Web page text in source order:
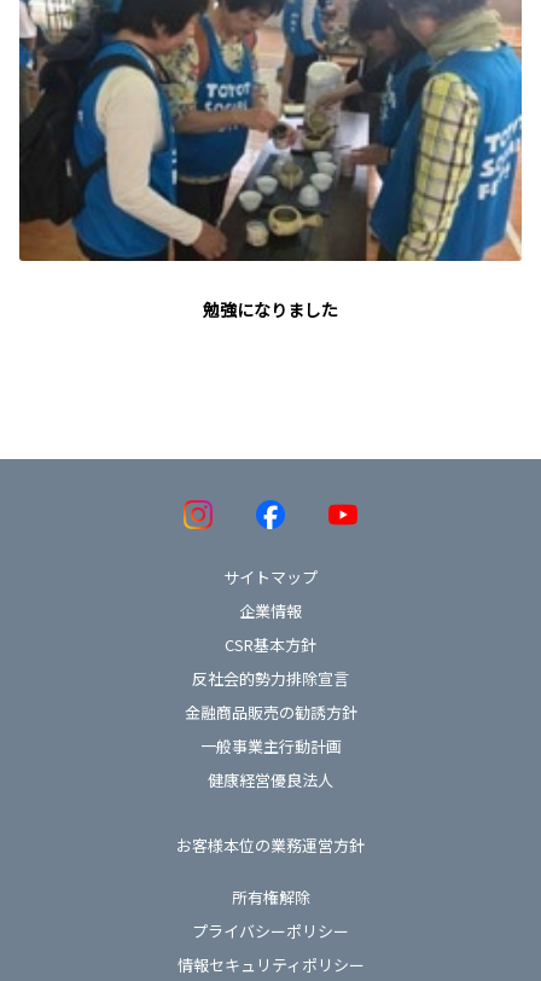
勉強になりました
サイトマップ
企業情報
CSR基本方針
反社会的勢力排除宣言
金融商品販売の勧誘方針
一般事業主行動計画
健康経営優良法人
お客様本位の業務運営方針
所有権解除
プライバシーポリシー
情報セキュリティポリシー